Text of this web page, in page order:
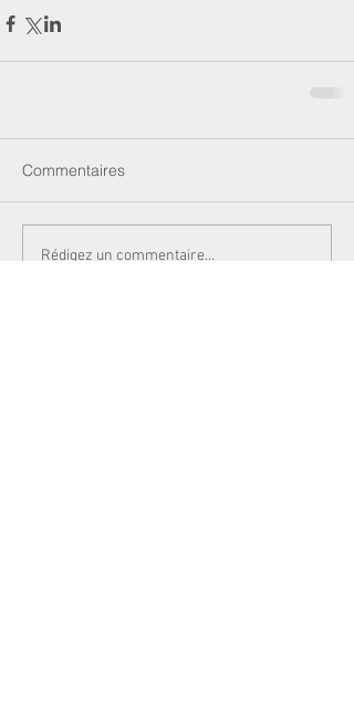
Commentaires
Rédigez un commentaire...